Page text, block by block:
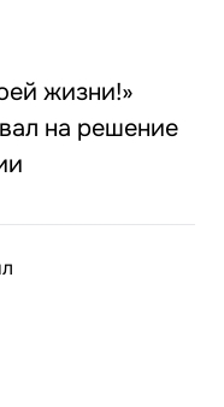
жизни!»
на решение